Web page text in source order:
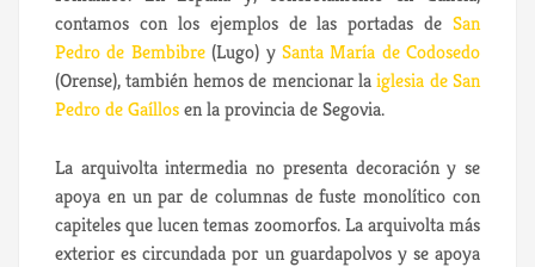
contamos con los ejemplos de las portadas de San
Pedro de Bembibre(Lugo) y Santa María de Codosedo
(Orense), también hemos de mencionar laiglesia de San
Pedro de Gaíllosen la provincia de Segovia.
La arquivolta intermedia no presenta decoración y se
apoya en un par de columnas de fuste monolítico con
capiteles que lucen temas zoomorfos. La arquivolta más
exterior es circundada por un guardapolvos y se apoya